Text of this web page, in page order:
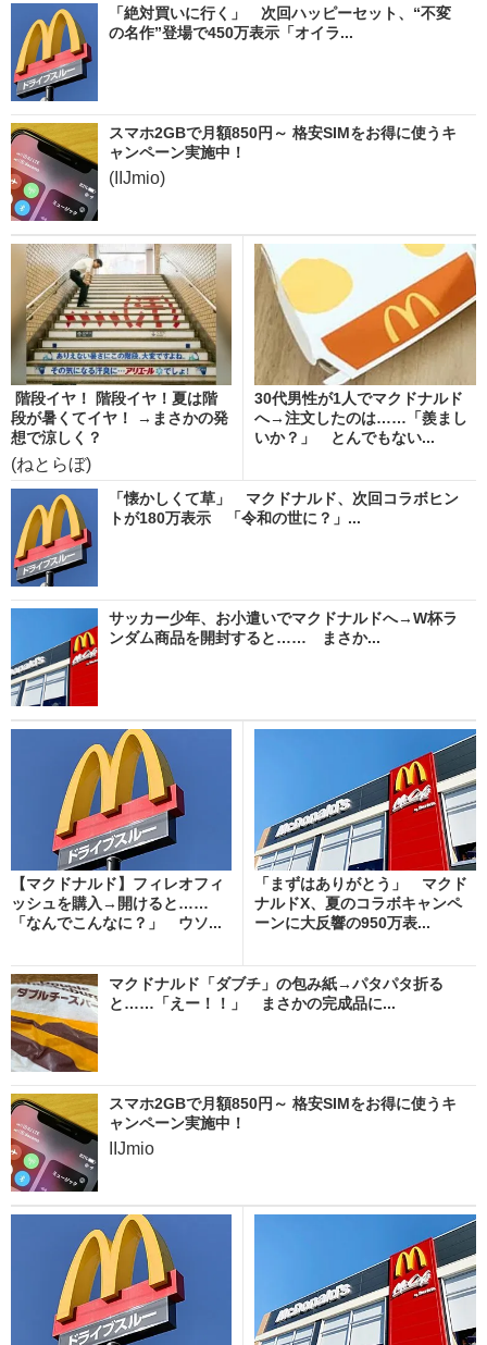
「絶対買いに行く」 次回ハッピーセット、“不変
の名作”登場で450万表示「オイラ...
スマホ2GBで月額850円～ 格安SIMをお得に使うキ
ャンペーン実施中！
(IIJmio)
階段イヤ！ 階段イヤ！夏は階
段が暑くてイヤ！ →まさかの発
想で涼しく？
(ねとらぼ)
30代男性が1人でマクドナルド
へ→注文したのは……「羨まし
いか？」 とんでもない...
「懐かしくて草」 マクドナルド、次回コラボヒン
トが180万表示 「令和の世に？」...
サッカー少年、お小遣いでマクドナルドへ→W杯ラ
ンダム商品を開封すると…… まさか...
【マクドナルド】フィレオフィ
ッシュを購入→開けると……
「なんでこんなに？」 ウソ...
「まずはありがとう」 マクド
ナルドX、夏のコラボキャンペ
ーンに大反響の950万表...
マクドナルド「ダブチ」の包み紙→パタパタ折る
と……「えー！！」 まさかの完成品に...
スマホ2GBで月額850円～ 格安SIMをお得に使うキ
ャンペーン実施中！
IIJmio